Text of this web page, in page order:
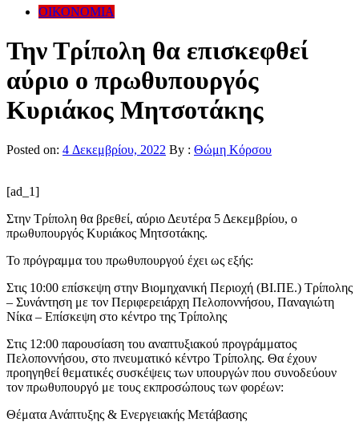
ΟΙΚΟΝΟΜΙΑ
Την Τρίπολη θα επισκεφθεί
αύριο ο πρωθυπουργός
Κυριάκος Μητσοτάκης
Posted on: 4 Δεκεμβρίου, 2022 By : Θώμη Κόρσου
[ad_1]
Στην Τρίπολη θα βρεθεί, αύριο Δευτέρα 5 Δεκεμβρίου, ο
πρωθυπουργός Κυριάκος Μητσοτάκης.
Το πρόγραμμα του πρωθυπουργού έχει ως εξής:
Στις 10:00 επίσκεψη στην Βιομηχανική Περιοχή (ΒΙ.ΠΕ.) Τρίπολης
– Συνάντηση με τον Περιφερειάρχη Πελοποννήσου, Παναγιώτη
Νίκα – Επίσκεψη στο κέντρο της Τρίπολης
Στις 12:00 παρουσίαση του αναπτυξιακού προγράμματος
Πελοποννήσου, στο πνευματικό κέντρο Τρίπολης. Θα έχουν
προηγηθεί θεματικές συσκέψεις των υπουργών που συνοδεύουν
τον πρωθυπουργό με τους εκπροσώπους των φορέων:
Θέματα Ανάπτυξης & Ενεργειακής Μετάβασης